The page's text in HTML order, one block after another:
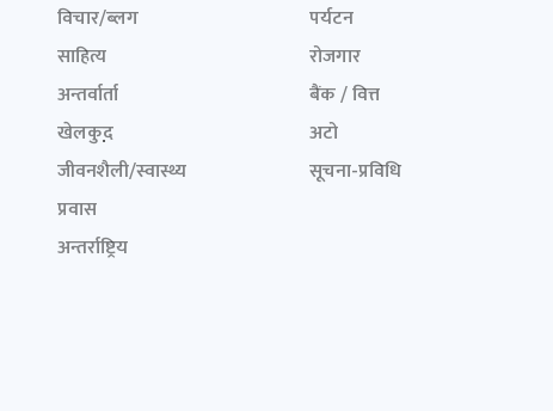
विचार/ब्लग
साहित्य
अन्तर्वार्ता
खेलकुद़़
जीवनशैली/स्वास्थ्य
प्रवास
अन्तर्राष्ट्रिय
पर्यटन
रोजगार
बैंक / वित्त
अटो
सूचना-प्रविधि